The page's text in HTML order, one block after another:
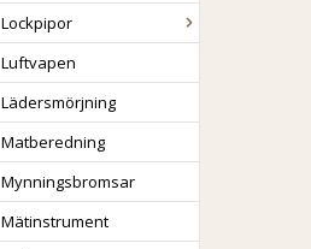
Lockpipor
Luftvapen
Lädersmörjning
Matberedning
Mynningsbromsar
Mätinstrument